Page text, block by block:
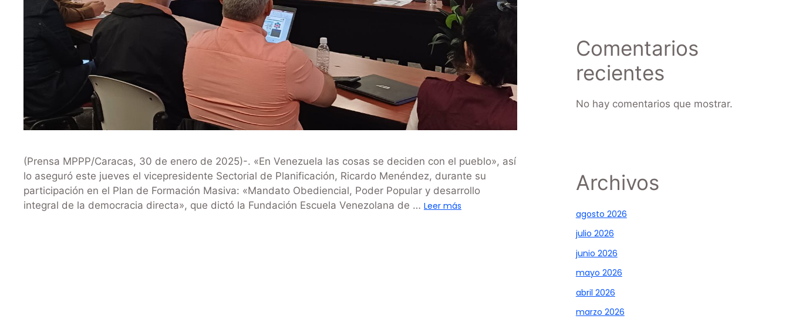
(Prensa MPPP/Caracas, 30 de enero de 2025)-. «En Venezuela las cosas se deciden con el pueblo», así
lo aseguró este jueves el vicepresidente Sectorial de Planificación, Ricardo Menéndez, durante su
participación en el Plan de Formación Masiva: «Mandato Obediencial, Poder Popular y desarrollo
integral de la democracia directa», que dictó la Fundación Escuela Venezolana de … Leer más
Comentarios
recientes
No hay comentarios que mostrar.
Archivos
agosto 2026
julio 2026
junio 2026
mayo 2026
abril 2026
marzo 2026